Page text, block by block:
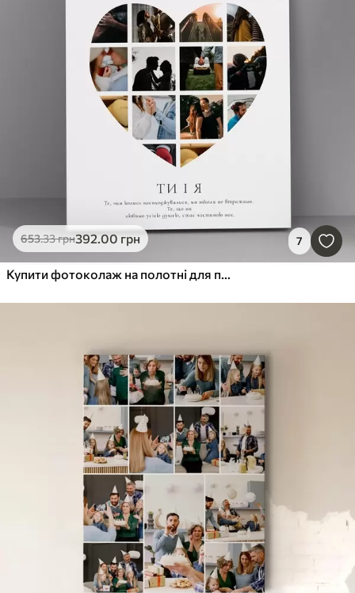
653.33грн392.00 грн 7
Купити фотоколаж на полотні для подарунка